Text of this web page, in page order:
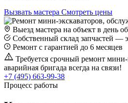
Вызвать мастера Смотреть цены
Выезд мастера на объект в день
Собственный склад запчастей —
Ремонт с гарантией до 6 месяцев
Требуется срочный ремонт
аварийная бригада всегда на связи!
+7 (495) 663-99-38
Процесс работы